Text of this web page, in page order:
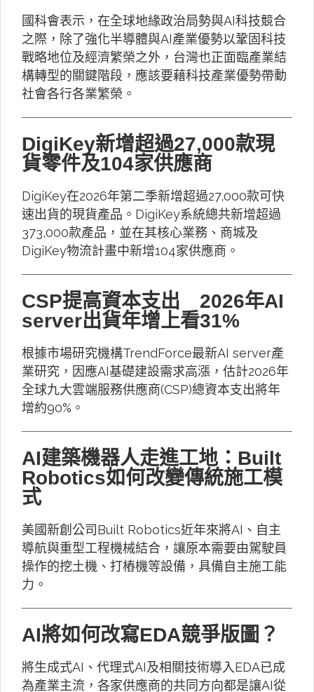
國科會表示，在全球地緣政治局勢與AI科技競合
之際，除了強化半導體與AI產業優勢以鞏固科技
戰略地位及經濟繁榮之外，台灣也正面臨產業結
構轉型的關鍵階段，應該要藉科技產業優勢帶動
社會各行各業繁榮。
DigiKey新增超過27,000款現
貨零件及104家供應商
DigiKey在2026年第二季新增超過27,000款可快
速出貨的現貨產品。DigiKey系統總共新增超過
373,000款產品，並在其核心業務、商城及
DigiKey物流計畫中新增104家供應商。
CSP提高資本支出 2026年AI
server出貨年增上看31%
根據市場研究機構TrendForce最新AI server產
業研究，因應AI基礎建設需求高漲，估計2026年
全球九大雲端服務供應商(CSP)總資本支出將年
增約90%。
AI建築機器人走進工地：Built
Robotics如何改變傳統施工模
式
美國新創公司Built Robotics近年來將AI、自主
導航與重型工程機械結合，讓原本需要由駕駛員
操作的挖土機、打樁機等設備，具備自主施工能
力。
AI將如何改寫EDA競爭版圖？
將生成式AI、代理式AI及相關技術導入EDA已成
為產業主流，各家供應商的共同方向都是讓AI從